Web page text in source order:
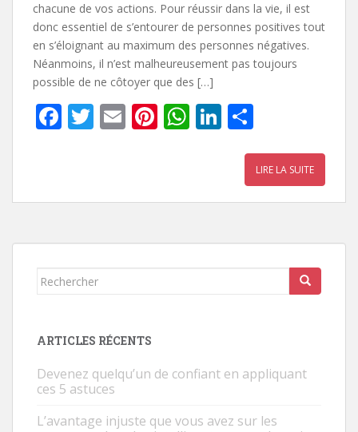
chacune de vos actions. Pour réussir dans la vie, il est
donc essentiel de s’entourer de personnes positives tout
en s’éloignant au maximum des personnes négatives.
Néanmoins, il n’est malheureusement pas toujours
possible de ne côtoyer que des […]
F
b
o
T
er
E
l
Pi
e
W
s
p
Li
e
n
ta
g
LIRE LA SUITE
Rechercher...
ARTICLES RÉCENTS
Devenez quelqu’un de confiant en appliquant
ces 5 astuces
L’avantage injuste que vous avez sur les